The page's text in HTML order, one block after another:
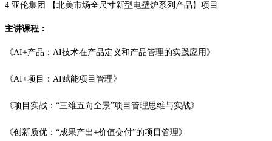
4 亚伦集团 【北美市场全尺寸新型电壁炉系列产品】项目
主讲课程：
《AI+产品：AI技术在产品定义和产品管理的实践应用》
《AI+项目：AI赋能项目管理》
《项目实战：“三维五向全景”项目管理思维与实战》
《创新质优：“成果产出+价值交付”的项目管理》